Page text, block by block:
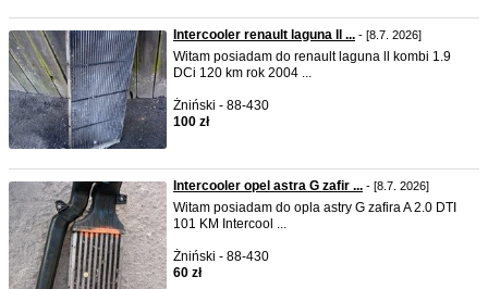
Intercooler renault laguna ll ... - [8.7. 2026]
Witam posiadam do renault laguna ll kombi 1.9
DCi 120 km rok 2004 ...
Żniński - 88-430
100 zł
Intercooler opel astra G zafir ... - [8.7. 2026]
Witam posiadam do opla astry G zafira A 2.0 DTI
101 KM Intercool ...
Żniński - 88-430
60 zł